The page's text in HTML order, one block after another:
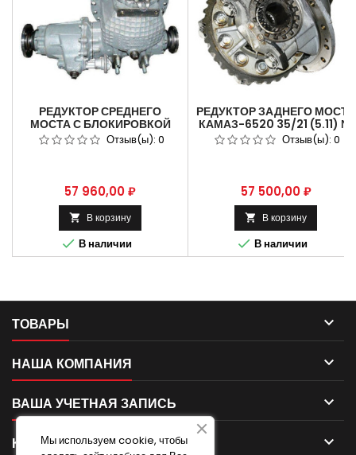
РЕДУКТОР СРЕДНЕГО
МОСТА С БЛОКИРОВКОЙ
КАМАЗ 53229 48/14 (5.94)
№ 53229-2502011-30
Отзыв(ы): 0
Цена
57 960,00 ₽
 В корзину
 В наличии
РЕДУКТОР ЗАДНЕГО МОСТА
КАМАЗ-6520 35/21 (5.11) №
6520-2402011-10.
Отзыв(ы): 0
Цена
57 500,00 ₽
 В корзину
 В наличии
ТОВАРЫ 
НАША КОМПАНИЯ 
ВАША УЧЕТНАЯ ЗАПИСЬ 
КОНТАКТ 
Мы используем cookie, чтобы